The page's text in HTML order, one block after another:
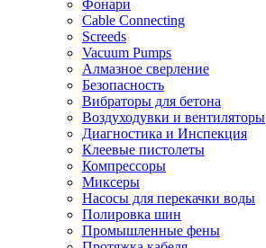
Фонари
Cable Connecting
Screeds
Vacuum Pumps
Алмазное сверление
Безопасность
Вибраторы для бетона
Воздуходувки и вентиляторы
Диагностика и Инспекция
Клеевые пистолеты
Компрессоры
Миксеры
Насосы для перекачки воды
Полировка шин
Промышленные фены